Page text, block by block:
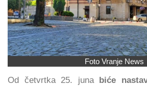
Foto Vranje News
Od četvrtka 25. juna biće